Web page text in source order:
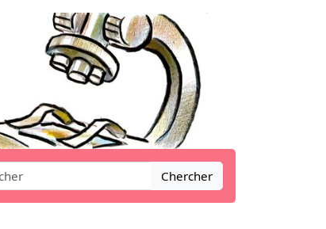
Chercher